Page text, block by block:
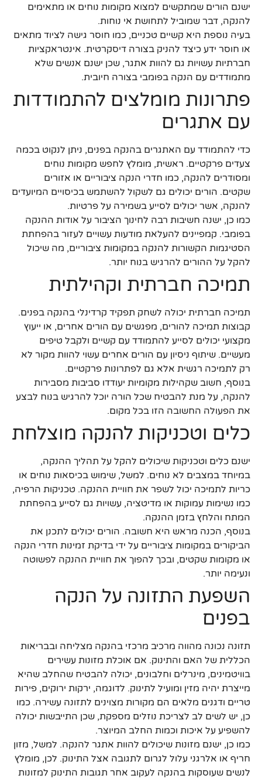
ישנם הורים שמתקשים למצוא מקומות נוחים או מתאימים
להנקה, דבר שמוביל לתחושת אי נוחות.
בעיה נוספת היא קשיים טכניים, כמו חוסר גישה לציוד מתאים
או חוסר ידע כיצד להניק בצורה דיסקרטית. אינטראקציות
חברתיות עשויות גם להוות אתגר, שכן ישנם אנשים שלא
מתמודדים עם הנקה בפומבי בצורה חיובית.
פתרונות מומלצים להתמודדות
עם אתגרים
כדי להתמודד עם האתגרים בהנקה בפנים, ניתן לנקוט בכמה
צעדים פרקטיים. ראשית, מומלץ לחפש מקומות נוחים
ומסודרים להנקה, כמו חדרי הנקה ציבוריים או אזורים
שקטים. הורים יכולים גם לשקול להשתמש בכיסויים המיועדים
להנקה, אשר יכולים לסייע בשמירה על פרטיות.
כמו כן, ישנה חשיבות רבה לחינוך הציבור על אודות ההנקה
בפומבי. קמפיינים להעלאת מודעות עשויים לעזור בהפחתת
הסטיגמות הקשורות להנקה במקומות ציבוריים, מה שיכול
להקל על ההורים להרגיש בנוח יותר.
תמיכה חברתית וקהילתית
תמיכה חברתית יכולה לשחק תפקיד קרדינלי בהנקה בפנים.
קבוצות תמיכה להורים, מפגשים עם הורים אחרים, או ייעוץ
מקצועי יכולים לסייע להתמודד עם קשיים ולקבל טיפים
מעשיים. שיתוף ניסיון עם הורים אחרים עשוי להוות מקור לא
רק לתמיכה רגשית אלא גם לפתרונות פרקטיים.
בנוסף, חשוב שקהילות מקומיות יעודדו סביבות מסבירות
להנקה, על מנת להבטיח שכל הורה יוכל להרגיש בנוח לבצע
את הפעולה החשובה הזו בכל מקום.
כלים וטכניקות להנקה מוצלחת
ישנם כלים וטכניקות שיכולים להקל על תהליך ההנקה,
במיוחד במצבים לא נוחים. למשל, שימוש בכיסאות נוחים או
כריות לתמיכה יכול לשפר את חוויית ההנקה. טכניקות הרפיה,
כמו נשימות עמוקות או מדיטציה, עשויות גם לסייע בהפחתת
המתח והלחץ בזמן ההנקה.
בנוסף, הכנה מראש היא חשובה. הורים יכולים לתכנן את
הביקורים במקומות ציבוריים על ידי בדיקת זמינות חדרי הנקה
או מקומות שקטים, ובכך להפוך את חוויית ההנקה לפשוטה
ונעימה יותר.
השפעת התזונה על הנקה
בפנים
תזונה נכונה מהווה מרכיב מרכזי בהנקה מצליחה ובבריאות
הכללית של האם והתינוק. אם אוכלת מזונות עשירים
בוויטמינים, מינרלים וחלבונים, יכולה להבטיח שהחלב שהיא
מייצרת יהיה מזין ומועיל לתינוק. לדוגמה, ירקות ירוקים, פירות
טריים ודגנים מלאים הם מקורות מצוינים לתזונה עשירה. כמו
כן, יש לשים לב לצריכת נוזלים מספקת, שכן התייבשות יכולה
להשפיע על איכות וכמות החלב המיוצר.
כמו כן, ישנם מזונות שיכולים להוות אתגר להנקה. למשל, מזון
חריף או אלרגני עלול לגרום לתגובה אצל התינוק. לכן, מומלץ
לנשים שעוסקות בהנקה לעקוב אחר תגובות התינוק למזונות